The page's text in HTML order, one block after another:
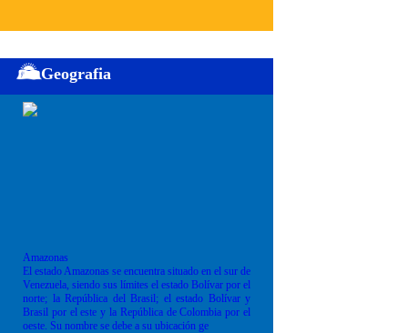
Geografia
Amazonas
El estado Amazonas se encuentra situado en el sur de
Venezuela, siendo sus límites el estado Bolívar por el
norte; la República del Brasil; el estado Bolívar y
Brasil por el este y la República de Colombia por el
oeste. Su nombre se debe a su ubicación ge